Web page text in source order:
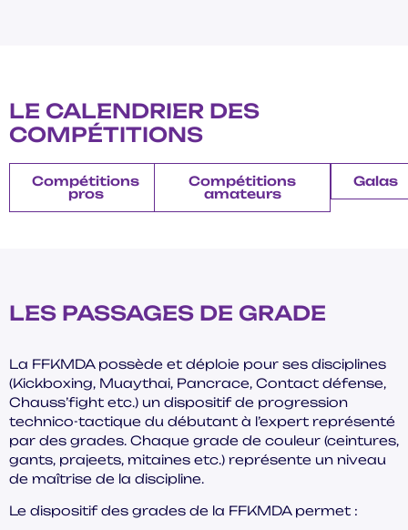
LE CALENDRIER DES
COMPÉTITIONS
Compétitions
pros
Compétitions
amateurs
Galas
LES PASSAGES DE GRADE
La FFKMDA possède et déploie pour ses disciplines
(Kickboxing, Muaythai, Pancrace, Contact défense,
Chauss’fight etc.) un dispositif de progression
technico-tactique du débutant à l’expert représenté
par des grades. Chaque grade de couleur (ceintures,
gants, prajeets, mitaines etc.) représente un niveau
de maîtrise de la discipline.
Le dispositif des grades de la FFKMDA permet :